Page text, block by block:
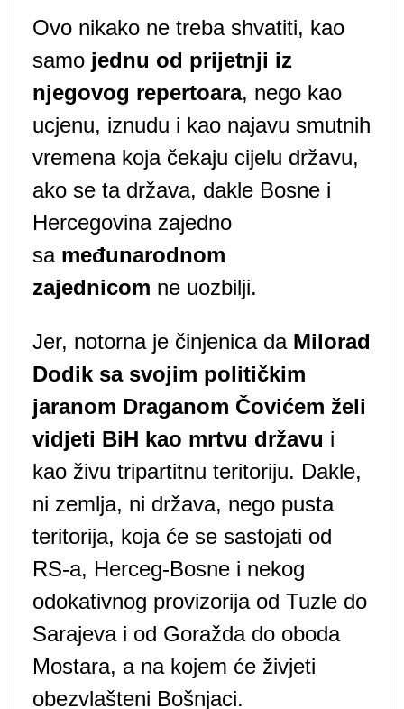
Ovo nikako ne treba shvatiti, kao
samo jednu od prijetnji iz
njegovog repertoara, nego kao
ucjenu, iznudu i kao najavu smutnih
vremena koja čekaju cijelu državu,
ako se ta država, dakle Bosne i
Hercegovina zajedno
sa međunarodnom
zajednicom ne uozbilji.
Jer, notorna je činjenica da Milorad
Dodik sa svojim političkim
jaranom Draganom Čovićem želi
vidjeti BiH kao mrtvu državu i
kao živu tripartitnu teritoriju. Dakle,
ni zemlja, ni država, nego pusta
teritorija, koja će se sastojati od
RS-a, Herceg-Bosne i nekog
odokativnog provizorija od Tuzle do
Sarajeva i od Goražda do oboda
Mostara, a na kojem će živjeti
obezvlašteni Bošnjaci.